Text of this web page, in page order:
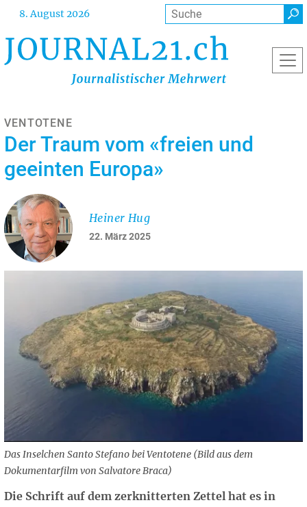
Direkt
Inhalt
8. August 2026 Suche
VENTOTENE
Der Traum vom «freien und
geeinten Europa»
22. März 2025
Heiner Hug
Das Inselchen Santo Stefano bei Ventotene (Bild aus dem
Dokumentarfilm von Salvatore Braca)
Die Schrift auf dem zerknitterten Zettel hat es in